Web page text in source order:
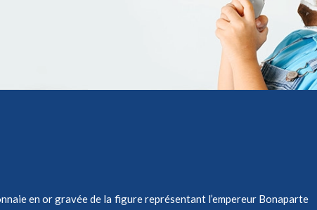
en or gravée de la figure représentant l’empereur Bonaparte